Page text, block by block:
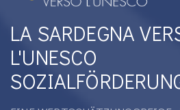
LA SARDEGNA
L'UNESCO